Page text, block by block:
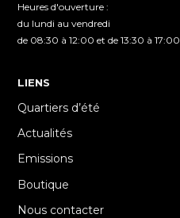
Heures d'ouverture :
du lundi au vendredi
de 08:30 à 12:00 et de 13:30 à 17:00
LIENS
Quartiers d’été
Actualités
Emissions
Boutique
Nous contacter